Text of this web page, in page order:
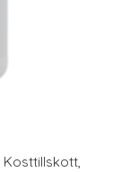
Kosttillskott,